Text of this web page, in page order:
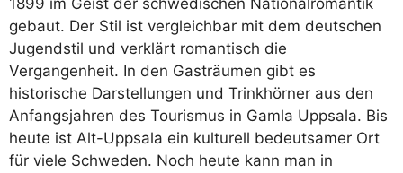
1899 im Geist der schwedischen Nationalromantik
gebaut. Der Stil ist vergleichbar mit dem deutschen
Jugendstil und verklärt romantisch die
Vergangenheit. In den Gasträumen gibt es
historische Darstellungen und Trinkhörner aus den
Anfangsjahren des Tourismus in Gamla Uppsala. Bis
heute ist Alt-Uppsala ein kulturell bedeutsamer Ort
für viele Schweden. Noch heute kann man in